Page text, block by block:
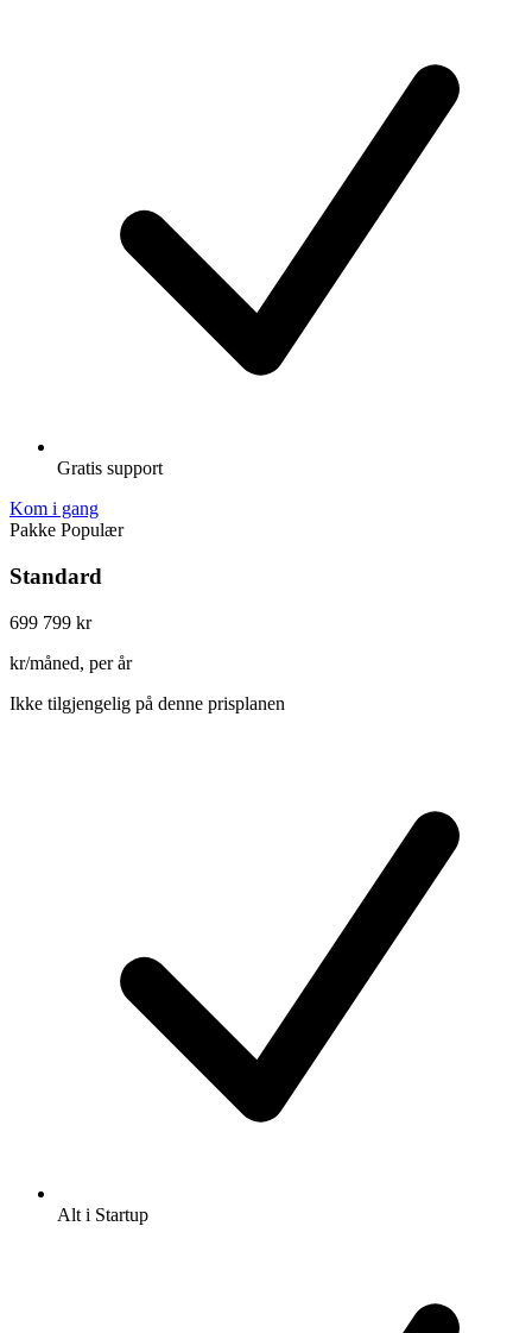
Gratis support
Kom i gang
Pakke Populær
Standard
699 799 kr
kr/måned, per år
Ikke tilgjengelig på denne prisplanen
Alt i Startup